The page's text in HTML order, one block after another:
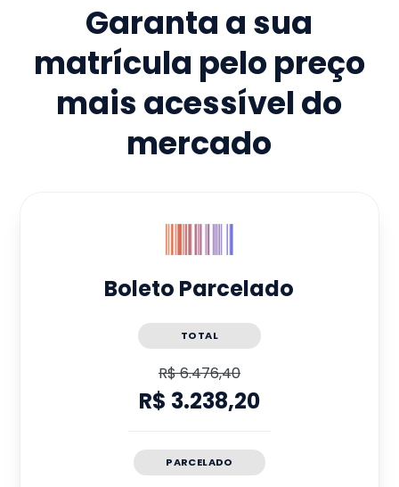
Garanta a sua
matrícula pelo preço
mais acessível do
mercado
Boleto Parcelado
TOTAL
R$ 6.476,40
R$ 3.238,20
PARCELADO